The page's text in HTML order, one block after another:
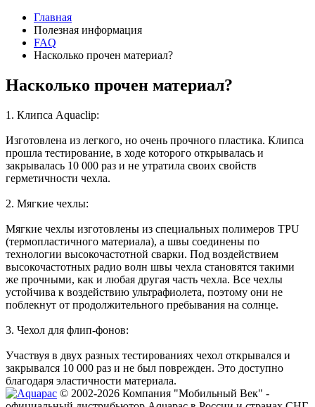
Главная
Полезная информация
FAQ
Насколько прочен материал?
Насколько прочен материал?
1. Клипса Aquaclip:
Изготовлена из легкого, но очень прочного пластика. Клипса
прошла тестирование, в ходе которого открывалась и
закрывалась 10 000 раз и не утратила своих свойств
герметичности чехла.
2. Мягкие чехлы:
Мягкие чехлы изготовлены из специальных полимеров TPU
(термопластичного материала), а швы соединены по
технологии высокочастотной сварки. Под воздействием
высокочастотных радио волн швы чехла становятся такими
же прочными, как и любая другая часть чехла. Все чехлы
устойчива к воздействию ультрафиолета, поэтому они не
поблекнут от продолжительного пребывания на солнце.
3. Чехол для флип-фонов:
Участвуя в двух разных тестированиях чехол открывался и
закрывался 10 000 раз и не был поврежден. Это доступно
благодаря эластичности материала.
© 2002-2026 Компания "Мобильный Век" -